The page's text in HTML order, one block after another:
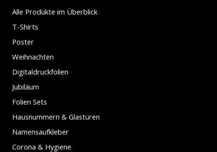
Alle Produkte im Überblick
T-Shirts
Poster
Weihnachten
Digitaldruckfolien
Jubiläum
Folien Sets
Hausnummern & Glastüren
Namensaufkleber
Corona & Hygiene